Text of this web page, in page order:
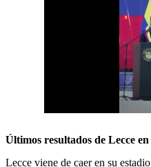
Últimos resultados de Lecce
Lecce viene de caer en su